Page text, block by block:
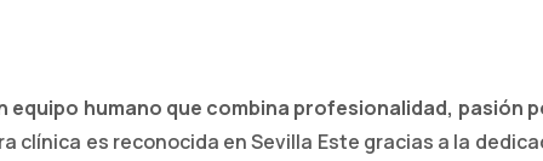
equipo humano que combina profesionalidad, pasión
clínica es reconocida en Sevilla Este gracias a la